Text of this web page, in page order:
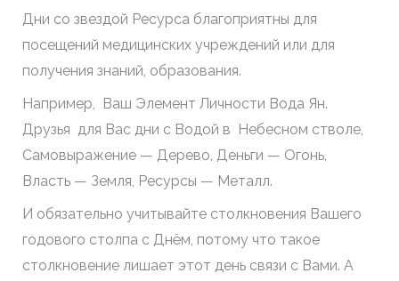
Дни со звездой Ресурса благоприятны для
посещений медицинских учреждений или для
получения знаний, образования.
Например, Ваш Элемент Личности Вода Ян.
Друзья для Вас дни с Водой в Небесном стволе,
Самовыражение — Дерево, Деньги — Огонь,
Власть — Земля, Ресурсы — Металл.
И обязательно учитывайте столкновения Вашего
годового столпа с Днём, потому что такое
столкновение лишает этот день связи с Вами. А